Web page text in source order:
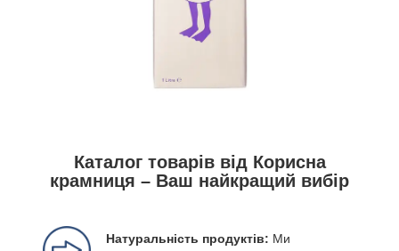
Каталог товарів від Корисна
крамниця – Ваш найкращий вибір
Натуральність продуктів: Ми